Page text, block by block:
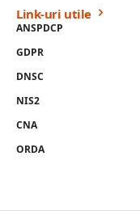
Link-uri utile
ANSPDCP
GDPR
DNSC
NIS2
CNA
ORDA